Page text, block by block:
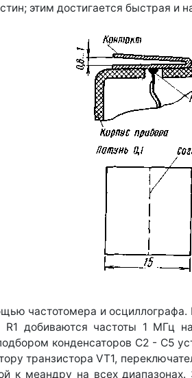
этим достигается быстрая и
частотомера и
добиваются частоты 1 МГц
конденсаторов С2 - С5
транзистора VT1,
к меандру на всех